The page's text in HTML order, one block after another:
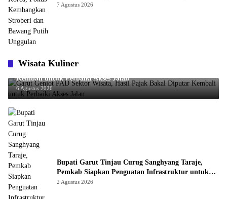
Unggulan
7 Agustus 2026
Wisata Kuliner
Garut Genjot PAD Sektor Wisata, Hasil Pajak Bakal Diputar
Kembali untuk Perbaiki Akses Jalan
6 Agustus 2026
Bupati Garut Tinjau Curug Sanghyang Taraje,
Pemkab Siapkan Penguatan Infrastruktur untuk
Dongkrak Pariwisata
2 Agustus 2026